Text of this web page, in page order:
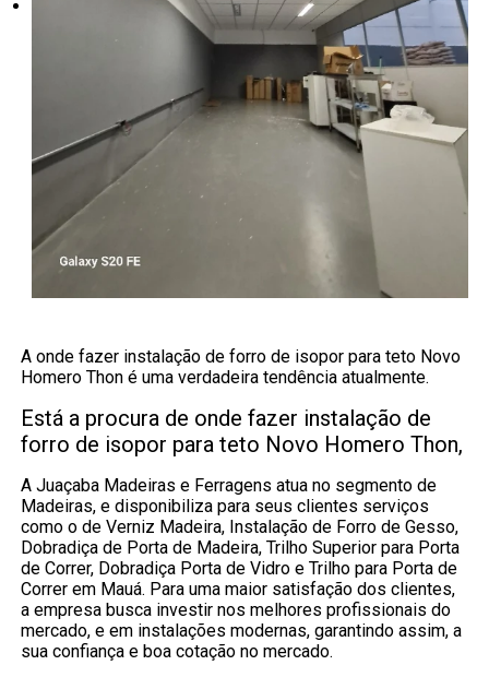
A onde fazer instalação de forro de isopor para teto Novo
Homero Thon é uma verdadeira tendência atualmente.
Está a procura de onde fazer instalação de
forro de isopor para teto Novo Homero Thon,
A Juaçaba Madeiras e Ferragens atua no segmento de
Madeiras, e disponibiliza para seus clientes serviços
como o de Verniz Madeira, Instalação de Forro de Gesso,
Dobradiça de Porta de Madeira, Trilho Superior para Porta
de Correr, Dobradiça Porta de Vidro e Trilho para Porta de
Correr em Mauá. Para uma maior satisfação dos clientes,
a empresa busca investir nos melhores profissionais do
mercado, e em instalações modernas, garantindo assim, a
sua confiança e boa cotação no mercado.